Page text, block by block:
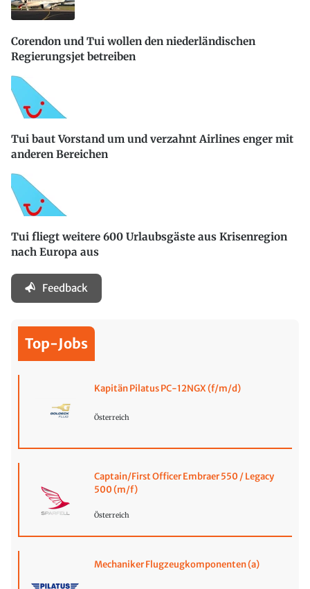
Corendon und Tui wollen den niederländischen
Regierungsjet betreiben
Tui baut Vorstand um und verzahnt Airlines enger mit
anderen Bereichen
Tui fliegt weitere 600 Urlaubsgäste aus Krisenregion
nach Europa aus
Feedback
Top-Jobs
Kapitän Pilatus PC-12NGX (f/m/d)
Österreich
Captain/First Officer Embraer 550 / Legacy
500 (m/f)
Österreich
Mechaniker Flugzeugkomponenten (a)